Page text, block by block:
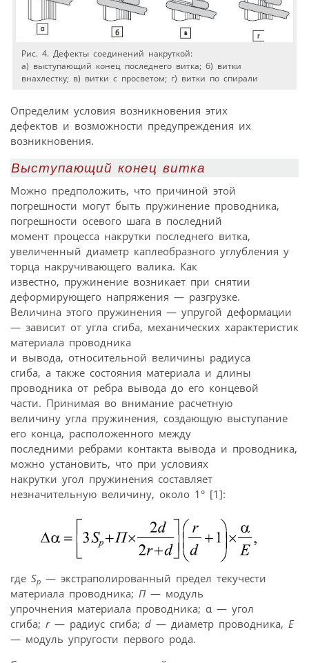
Рис. 4. Дефекты соединений накруткой:
а) выступающий конец последнего витка; б) витки
внахлестку; в) витки с просветом; г) витки по спирали
Определим условия возникновения этих
дефектов и возможности предупреждения их
возникновения.
Выступающий конец витка
Можно предположить, что причиной этой
погрешности могут быть пружинение проводника,
погрешности осевого шага в последний
момент процесса накрутки последнего витка,
увеличенный диаметр каплеобразного углубления у
торца накручивающего валика. Как
известно, пружинение возникает при снятии
деформирующего напряжения — разгрузке.
Величина этого пружинения — упругой деформации
— зависит от угла сгиба, механических характеристик
материала проводника
и вывода, относительной величины радиуса
сгиба, а также состояния материала и длины
проводника от ребра вывода до его концевой
части. Принимая во внимание расчетную
величину угла пружинения, создающую выступание
его конца, расположенного между
последними ребрами контакта вывода и проводника,
можно установить, что при условиях
накрутки угол пружинения составляет
незначительную величину, около 1° [1]:
где Sp — экстраполированный предел текучести
материала проводника; П— модуль
упрочнения материала проводника; α — угол
сгиба; r— радиус сгиба; d — диаметр проводника, Е
— модуль упругости первого рода.